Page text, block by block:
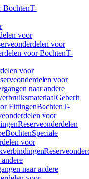
BochtenT-
voor
voor
voor BochtenT-
voor
voor
naar andere
Geberit
FittingenBochtenT-
voor
Reserveonderdelen
BochtenSpeciale
voor
naar andere